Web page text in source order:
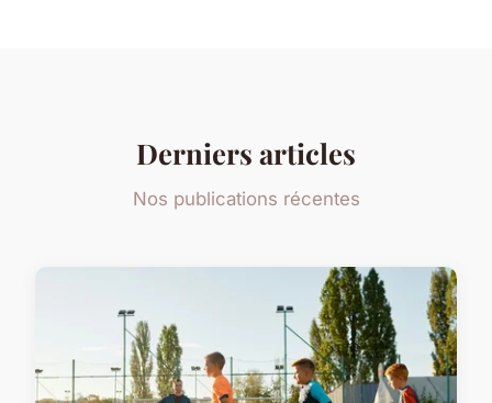
Derniers articles
Nos publications récentes